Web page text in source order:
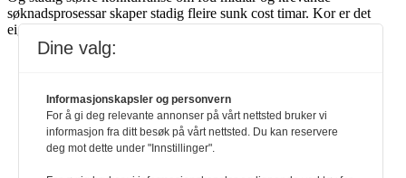
Dine valg:
Informasjonskapsler og personvern
For å gi deg relevante annonser på vårt nettsted bruker vi
informasjon fra ditt besøk på vårt nettsted. Du kan reservere
deg mot dette under "Innstillinger".